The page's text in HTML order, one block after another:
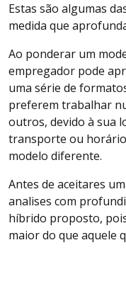
Estas são algumas
medida que
Ao ponderar um
empregador pode
uma série de
preferem trabalhar
outros, devido à sua
transporte ou
modelo diferente.
Antes de aceitares
analises com
híbrido proposto,
maior do que aquele